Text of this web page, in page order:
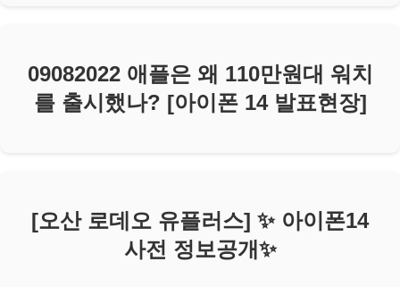
09082022 애플은 왜 110만원대 워치
를 출시했나? [아이폰 14 발표현장]
[오산 로데오 유플러스] ✨ 아이폰14
사전 정보공개✨